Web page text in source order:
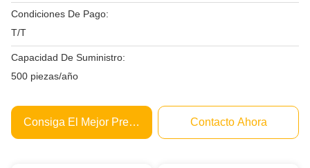
Condiciones De Pago:
T/T
Capacidad De Suministro:
500 piezas/año
Consiga El Mejor Precio Contacto Ahora